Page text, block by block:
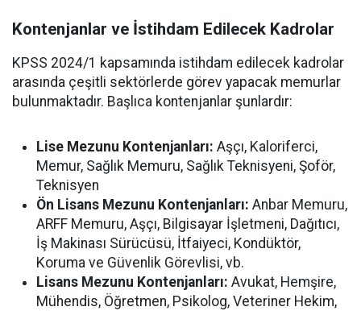
Kontenjanlar ve İstihdam Edilecek Kadrolar
KPSS 2024/1 kapsamında istihdam edilecek kadrolar
arasında çeşitli sektörlerde görev yapacak memurlar
bulunmaktadır. Başlıca kontenjanlar şunlardır:
Lise Mezunu Kontenjanları: Aşçı, Kaloriferci,
Memur, Sağlık Memuru, Sağlık Teknisyeni, Şoför,
Teknisyen
Ön Lisans Mezunu Kontenjanları: Anbar Memuru,
ARFF Memuru, Aşçı, Bilgisayar İşletmeni, Dağıtıcı,
İş Makinası Sürücüsü, İtfaiyeci, Kondüktör,
Koruma ve Güvenlik Görevlisi, vb.
Lisans Mezunu Kontenjanları: Avukat, Hemşire,
Mühendis, Öğretmen, Psikolog, Veteriner Hekim,